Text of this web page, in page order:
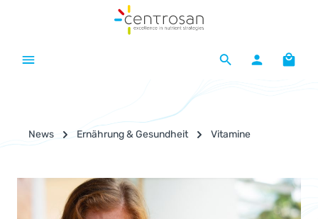
Zum Hauptinhalt springen
News Ernährung & Gesundheit Vitamine
Bildergalerie überspringen